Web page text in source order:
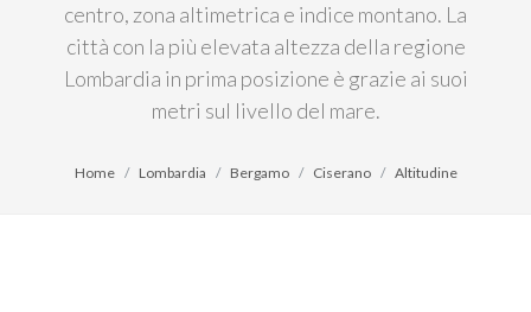
centro, zona altimetrica e indice montano. La
città con la più elevata altezza della regione
Lombardia in prima posizione è grazie ai suoi
metri sul livello del mare.
Home Lombardia Bergamo Ciserano Altitudine